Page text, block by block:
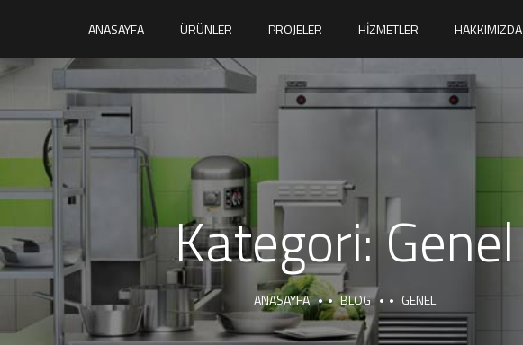
ANASAYFA ÜRÜNLER PROJELER HIZMETLER HAKKIMIZDA
Kategori:Genel
ANASAYFA BLOG GENEL